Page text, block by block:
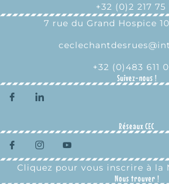
+32 (0)2 217 75
7 rue du Grand Hospice
+32 (0)483 611
Suivez-nous !
Réseaux CEC
Cliquez pour vous inscrire à la
Nous trouver !